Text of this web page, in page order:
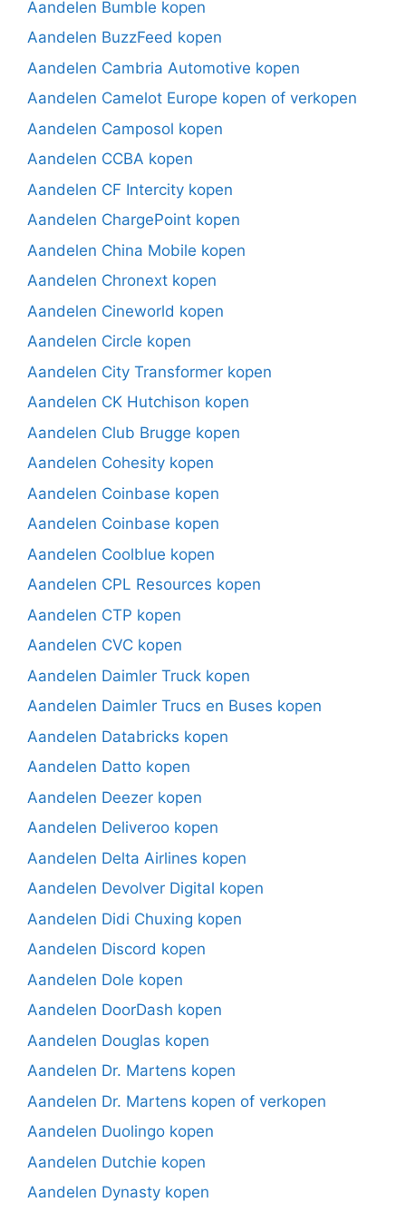
Aandelen Bumble kopen
Aandelen BuzzFeed kopen
Aandelen Cambria Automotive kopen
Aandelen Camelot Europe kopen of verkopen
Aandelen Camposol kopen
Aandelen CCBA kopen
Aandelen CF Intercity kopen
Aandelen ChargePoint kopen
Aandelen China Mobile kopen
Aandelen Chronext kopen
Aandelen Cineworld kopen
Aandelen Circle kopen
Aandelen City Transformer kopen
Aandelen CK Hutchison kopen
Aandelen Club Brugge kopen
Aandelen Cohesity kopen
Aandelen Coinbase kopen
Aandelen Coinbase kopen
Aandelen Coolblue kopen
Aandelen CPL Resources kopen
Aandelen CTP kopen
Aandelen CVC kopen
Aandelen Daimler Truck kopen
Aandelen Daimler Trucs en Buses kopen
Aandelen Databricks kopen
Aandelen Datto kopen
Aandelen Deezer kopen
Aandelen Deliveroo kopen
Aandelen Delta Airlines kopen
Aandelen Devolver Digital kopen
Aandelen Didi Chuxing kopen
Aandelen Discord kopen
Aandelen Dole kopen
Aandelen DoorDash kopen
Aandelen Douglas kopen
Aandelen Dr. Martens kopen
Aandelen Dr. Martens kopen of verkopen
Aandelen Duolingo kopen
Aandelen Dutchie kopen
Aandelen Dynasty kopen